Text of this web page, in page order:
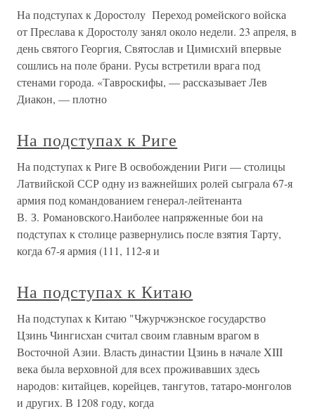
На подступах к Доростолу Переход ромейского войска
от Преслава к Доростолу занял около недели. 23 апреля, в
день святого Георгия, Святослав и Цимисхий впервые
сошлись на поле брани. Русы встретили врага под
стенами города. «Тавроскифы, — рассказывает Лев
Диакон, — плотно
На подступах к Риге
На подступах к Риге В освобождении Риги — столицы
Латвийской ССР одну из важнейших ролей сыграла 67-я
армия под командованием генерал-лейтенанта
В. З. Романовского.Наиболее напряженные бои на
подступах к столице развернулись после взятия Тарту,
когда 67-я армия (111, 112-я и
На подступах к Китаю
На подступах к Китаю "Чжурчжэнское государство
Цзинь Чингисхан считал своим главным врагом в
Восточной Азии. Власть династии Цзинь в начале XIII
века была верховной для всех проживавших здесь
народов: китайцев, корейцев, тангутов, татаро-монголов
и других. В 1208 году, когда